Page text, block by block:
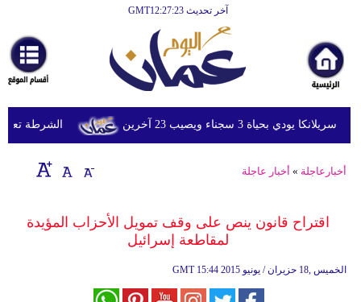
آخر تحديث GMT12:27:23
أخبارعاجلة
رياضة
ثقافة
إقتصاد
وموسيقى
الشرطة تعتقل بحياة 3 سجناء ويصيب 23 آخرين
أخبارعاجلة » أخبار عاجلة
اقتراح قانون ينص على وقف تمويل الأحزاب المؤيدة
لمقاطعة إسرائيل
GMT 15:44 2015 الخميس ,18 حزيران / يونيو